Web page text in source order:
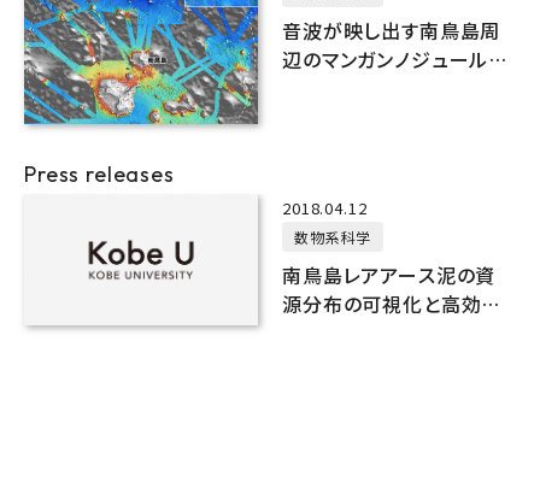
音波が映し出す南鳥島周
辺のマンガンノジュールの
Press releases
2018.04.12
数物系科学
南鳥島レアアース泥の資
源分布の可視化と高効率